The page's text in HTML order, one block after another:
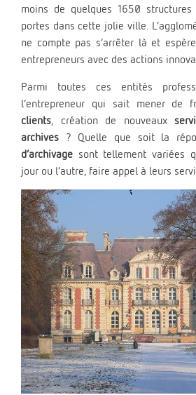
moins de quelques 1650
portes dans cette jolie ville.
ne compte pas s’arrêter là et
entrepreneurs avec des actions
Parmi toutes ces entités
l’entrepreneur qui sait mener de
clients, création de nouveaux
archives ? Quelle que soit la
d’archivage sont tellement variées
jour ou l’autre, faire appel à leurs